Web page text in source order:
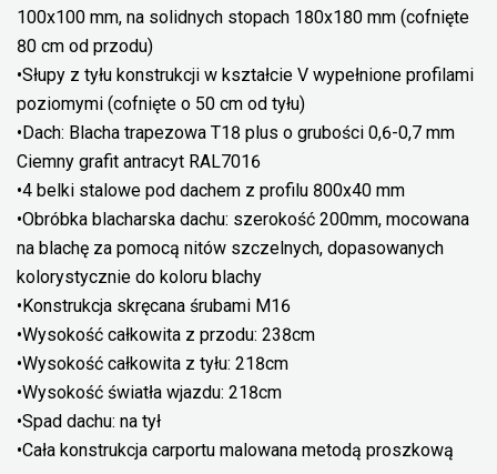
100x100 mm, na solidnych stopach 180x180 mm (cofnięte
80 cm od przodu)
•Słupy z tyłu konstrukcji w kształcie V wypełnione profilami
poziomymi (cofnięte o 50 cm od tyłu)
•Dach: Blacha trapezowa T18 plus o grubości 0,6-0,7 mm
Ciemny grafit antracyt RAL7016
•4 belki stalowe pod dachem z profilu 800x40 mm
•Obróbka blacharska dachu: szerokość 200mm, mocowana
na blachę za pomocą nitów szczelnych, dopasowanych
kolorystycznie do koloru blachy
•Konstrukcja skręcana śrubami M16
•Wysokość całkowita z przodu: 238cm
•Wysokość całkowita z tyłu: 218cm
•Wysokość światła wjazdu: 218cm
•Spad dachu: na tył
•Cała konstrukcja carportu malowana metodą proszkową